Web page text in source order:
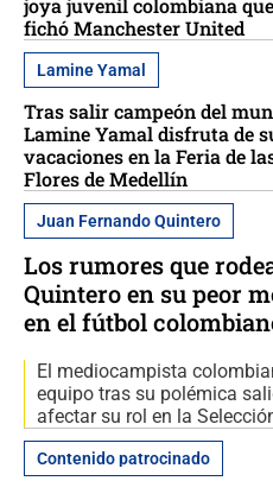
joya juvenil colombiana que
fichó Manchester United
Lamine Yamal
Tras salir campeón del
Lamine Yamal disfruta de
vacaciones en la Feria de
Flores de Medellín
Juan Fernando Quintero
Los rumores que
Quintero en su peor
en el fútbol
El mediocampista
equipo tras su polémica
afectar su rol en la
Contenido patrocinado